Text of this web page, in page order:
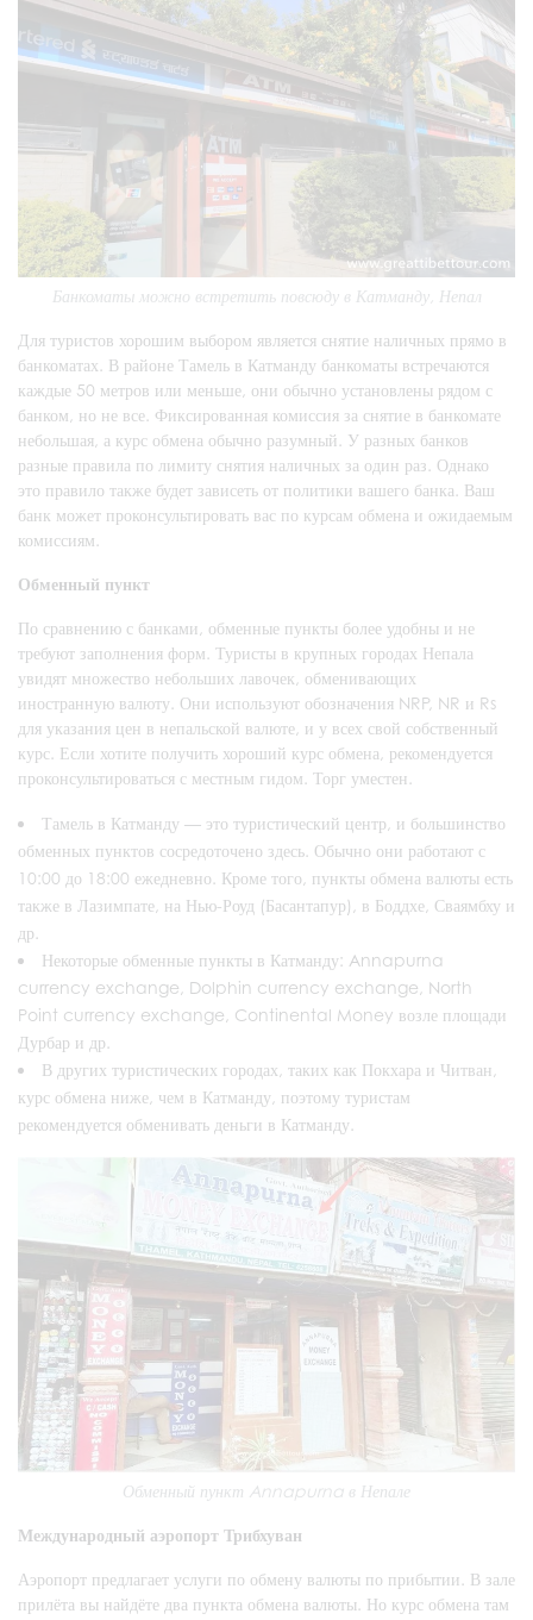
Банкоматы можно встретить повсюду в Катманду, Непал
Для туристов хорошим выбором является снятие наличных прямо в
банкоматах. В районе Тамель в Катманду банкоматы встречаются
каждые 50 метров или меньше, они обычно установлены рядом с
банком, но не все. Фиксированная комиссия за снятие в банкомате
небольшая, а курс обмена обычно разумный. У разных банков
разные правила по лимиту снятия наличных за один раз. Однако
это правило также будет зависеть от политики вашего банка. Ваш
банк может проконсультировать вас по курсам обмена и ожидаемым
комиссиям.
Обменный пункт
По сравнению с банками, обменные пункты более удобны и не
требуют заполнения форм. Туристы в крупных городах Непала
увидят множество небольших лавочек, обменивающих
иностранную валюту. Они используют обозначения NRP, NR и Rs
для указания цен в непальской валюте, и у всех свой собственный
курс. Если хотите получить хороший курс обмена, рекомендуется
проконсультироваться с местным гидом. Торг уместен.
Тамель в Катманду — это туристический центр, и большинство
обменных пунктов сосредоточено здесь. Обычно они работают с
10:00 до 18:00 ежедневно. Кроме того, пункты обмена валюты есть
также в Лазимпате, на Нью-Роуд (Басантапур), в Боддхе, Сваямбху и
др.
Некоторые обменные пункты в Катманду: Annapurna
currency exchange, Dolphin currency exchange, North
Point currency exchange, Continental Money возле площади
Дурбар и др.
В других туристических городах, таких как Покхара и Читван,
курс обмена ниже, чем в Катманду, поэтому туристам
рекомендуется обменивать деньги в Катманду.
Обменный пункт Annapurna в Непале
Международный аэропорт Трибхуван
Аэропорт предлагает услуги по обмену валюты по прибытии. В зале
прилёта вы найдёте два пункта обмена валюты. Но курс обмена там